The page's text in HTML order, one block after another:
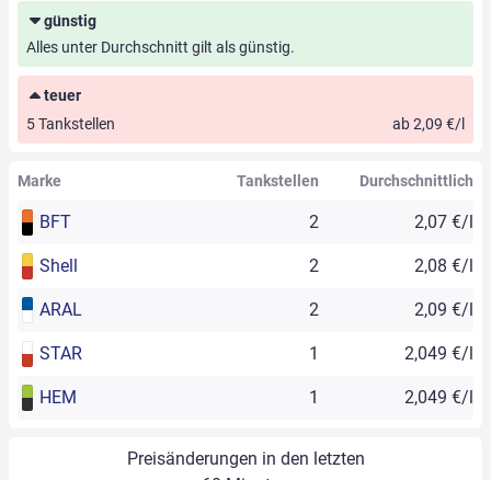
günstig
Alles unter Durchschnitt gilt als günstig.
teuer
5 Tankstellen
ab 2,09 €/l
Marke Tankstellen Durchschnittlich
BFT 2 2,07 €/l
Shell 2 2,08 €/l
ARAL 2 2,09 €/l
STAR 1 2,049 €/l
HEM 1 2,049 €/l
Preisänderungen in den letzten